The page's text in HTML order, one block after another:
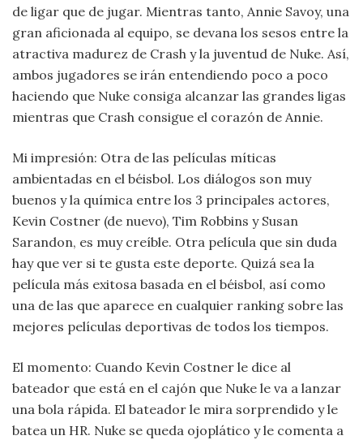
de ligar que de jugar. Mientras tanto, Annie Savoy, una
gran aficionada al equipo, se devana los sesos entre la
atractiva madurez de Crash y la juventud de Nuke. Así,
ambos jugadores se irán entendiendo poco a poco
haciendo que Nuke consiga alcanzar las grandes ligas
mientras que Crash consigue el corazón de Annie.
Mi impresión: Otra de las películas míticas
ambientadas en el béisbol. Los diálogos son muy
buenos y la química entre los 3 principales actores,
Kevin Costner (de nuevo), Tim Robbins y Susan
Sarandon, es muy creíble. Otra película que sin duda
hay que ver si te gusta este deporte. Quizá sea la
película más exitosa basada en el béisbol, así como
una de las que aparece en cualquier ranking sobre las
mejores películas deportivas de todos los tiempos.
El momento: Cuando Kevin Costner le dice al
bateador que está en el cajón que Nuke le va a lanzar
una bola rápida. El bateador le mira sorprendido y le
batea un HR. Nuke se queda ojoplático y le comenta a